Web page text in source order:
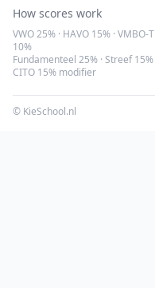
How scores work
VWO 25% · HAVO 15% · VMBO-T
10%
Fundamenteel 25% · Streef 15%
CITO 15% modifier
© KieSchool.nl